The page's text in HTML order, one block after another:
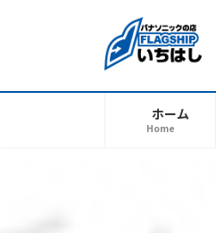
ツ
シ
ホーム
Home